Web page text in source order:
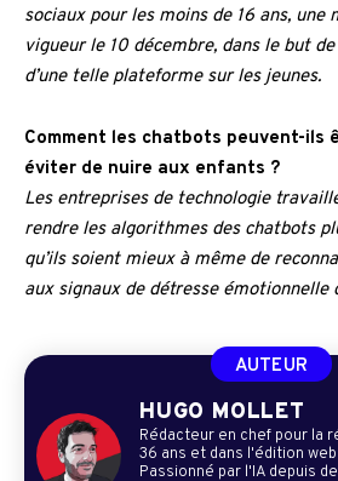
sociaux pour les moins de 16 ans, une
vigueur le 10 décembre, dans le but
d’une telle plateforme sur les jeunes.
Comment les chatbots peuvent-ils
éviter de nuire aux enfants ?
Les entreprises de technologie
rendre les algorithmes des chatbots
qu’ils soient mieux à même de
aux signaux de détresse
AUTEUR
HUGO MOLLET
Rédacteur en chef pour la
36 ans et dans l'édition
Passionné par l'IA depuis